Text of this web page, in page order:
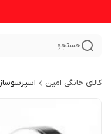
جستجو
کالای خانگی امین اسپرسوساز